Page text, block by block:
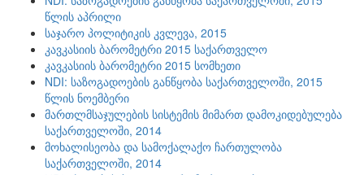
წლის აპრილი
საჯარო პოლიტიკის კვლევა, 2015
კავკასიის ბარომეტრი 2015 საქართველო
კავკასიის ბარომეტრი 2015 სომხეთი
NDI: საზოგადოების განწყობა საქართველოში, 2015
წლის ნოემბერი
მართლმსაჯულების სისტემის მიმართ დამოკიდებულება
საქართველოში, 2014
მოხალისეობა და სამოქალაქო ჩართულობა
საქართველოში, 2014